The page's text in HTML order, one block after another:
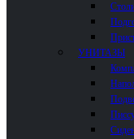
УНИТАЗЫ